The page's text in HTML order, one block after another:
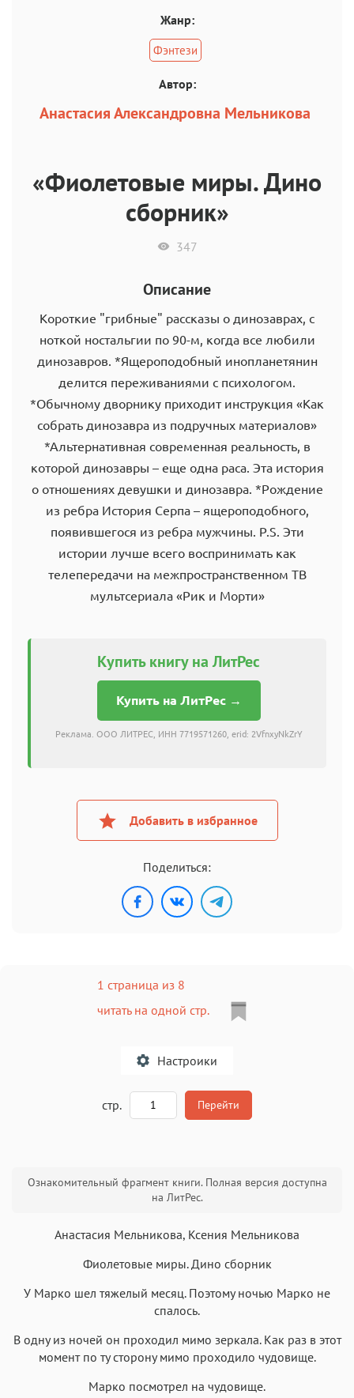
Жанр:
Фэнтези
Автор:
Анастасия Александровна Мельникова
«Фиолетовые миры. Дино
сборник»
347
Описание
Короткие "грибные" рассказы о динозаврах, с
ноткой ностальгии по 90-м, когда все любили
динозавров. *Ящероподобный инопланетянин
делится переживаниями с психологом.
*Обычному дворнику приходит инструкция «Как
собрать динозавра из подручных материалов»
*Альтернативная современная реальность, в
которой динозавры – еще одна раса. Эта история
о отношениях девушки и динозавра. *Рождение
из ребра История Серпа – ящероподобного,
появившегося из ребра мужчины. P.S. Эти
истории лучше всего воспринимать как
телепередачи на межпространственном ТВ
мультсериала «Рик и Морти»
Купить книгу на ЛитРес
Купить на ЛитРес →
Реклама. ООО ЛИТРЕС, ИНН 7719571260, erid: 2VfnxyNkZrY
Добавить в избранное
Поделиться:
1 страница из 8
читать на одной стр.
Настроики
Аа
Roboto
Аа
Garamond Fira Sans Times
Аа Аа Аа Аа
Аа Аа
стр. Перейти
Ознакомительный фрагмент книги. Полная версия доступна
на ЛитРес.
Анастасия Мельникова, Ксения Мельникова
Фиолетовые миры. Дино сборник
У Марко шел тяжелый месяц. Поэтому ночью Марко не
спалось.
В одну из ночей он проходил мимо зеркала. Как раз в этот
момент по ту сторону мимо проходило чудовище.
Марко посмотрел на чудовище.